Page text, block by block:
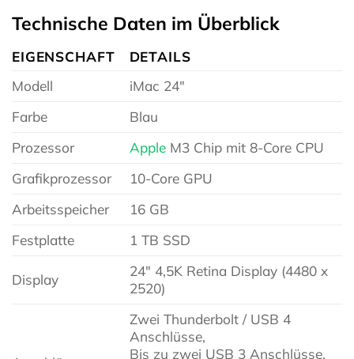
Technische Daten im Überblick
EIGENSCHAFT
DETAILS
Modell
iMac 24″
Farbe
Blau
Prozessor
AppleM3 Chip mit 8-Core CPU
Grafikprozessor
10-Core GPU
Arbeitsspeicher
16 GB
Festplatte
1 TB SSD
Display
24″ 4,5K Retina Display (4480 x
2520)
Zwei Thunderbolt / USB 4
Anschlüsse,
Bis zu zwei USB 3 Anschlüsse,